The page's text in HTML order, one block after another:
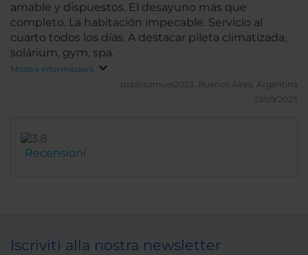
amable y dispuestos. El desayuno más que
completo. La habitación impecable. Servicio al
cuarto todos los días. A destacar pileta climatizada,
solárium, gym, spa.
Mostra informazioni
pablosamuel2023. Buenos Aires, Argentina
21/09/2023
Recensioni
Iscriviti alla nostra newsletter